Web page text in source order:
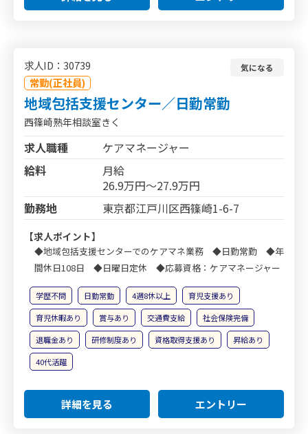
求人ID：30739
常勤(正社員)
気になる
地域包括支援センター／日勤常勤
西篠崎熟年相談室きく
求人職種
ケアマネージャー
給料
月給
26.9万円～27.9万円
勤務地
東京都江戸川区西篠崎1-6-7
【求人ポイント】
◆地域包括支援センターでのケアマネ業務 ◆日勤常勤 ◆年
間休日108日 ◆日曜日定休 ◆応募資格：ケアマネージャー
学歴不問 日勤常勤 4週8休以上
育児支援あり
育児休暇あり
賞与あり 交通費支給
社会保険完備
退職金あり
研修制度あり 資格取得支援あり
昇給あり
40代活躍
詳細を見る エントリー